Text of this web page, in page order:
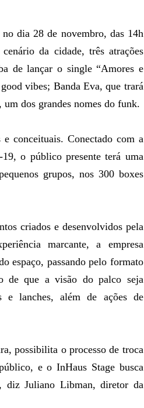
dia 28 de novembro, das 14h
da cidade, três atrações
de lançar o single “Amores e
vibes; Banda Eva, que trará
dos grandes nomes do funk.
conceituais. Conectado com a
o público presente terá uma
grupos, nos 300 boxes
criados e desenvolvidos pela
marcante, a empresa
espaço, passando pelo formato
de que a visão do palco seja
e lanches, além de ações de
possibilita o processo de troca
e o InHaus Stage busca
diz Juliano Libman, diretor da